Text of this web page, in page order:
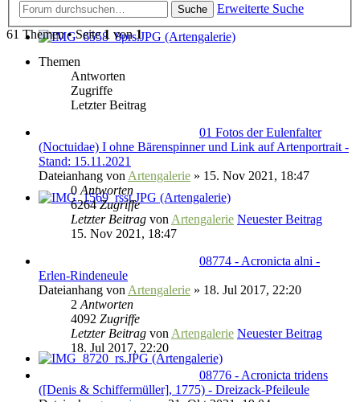
Suche
Erweiterte Suche
61 Themen • Seite1 von1
Themen
Antworten
Zugriffe
Letzter Beitrag
01 Fotos der Eulenfalter
(Noctuidae) I ohne Bärenspinner und Link auf Artenportrait -
Stand: 15.11.2021
Dateianhang von Artengalerie » 15. Nov 2021, 18:47
0 Antworten
6264Zugriffe
Letzter Beitrag von Artengalerie Neuester Beitrag
15. Nov 2021, 18:47
08774 - Acronicta alni -
Erlen-Rindeneule
Dateianhang von Artengalerie » 18. Jul 2017, 22:20
2 Antworten
4092 Zugriffe
Letzter Beitrag von Artengalerie Neuester Beitrag
18. Jul 2017, 22:20
08776 - Acronicta tridens
([Denis & Schiffermüller], 1775) - Dreizack-Pfeileule